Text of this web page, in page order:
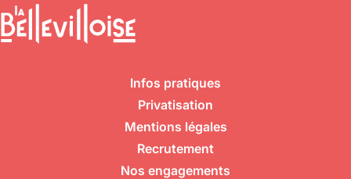
Infos pratiques
Privatisation
Mentions légales
Recrutement
Nos engagements